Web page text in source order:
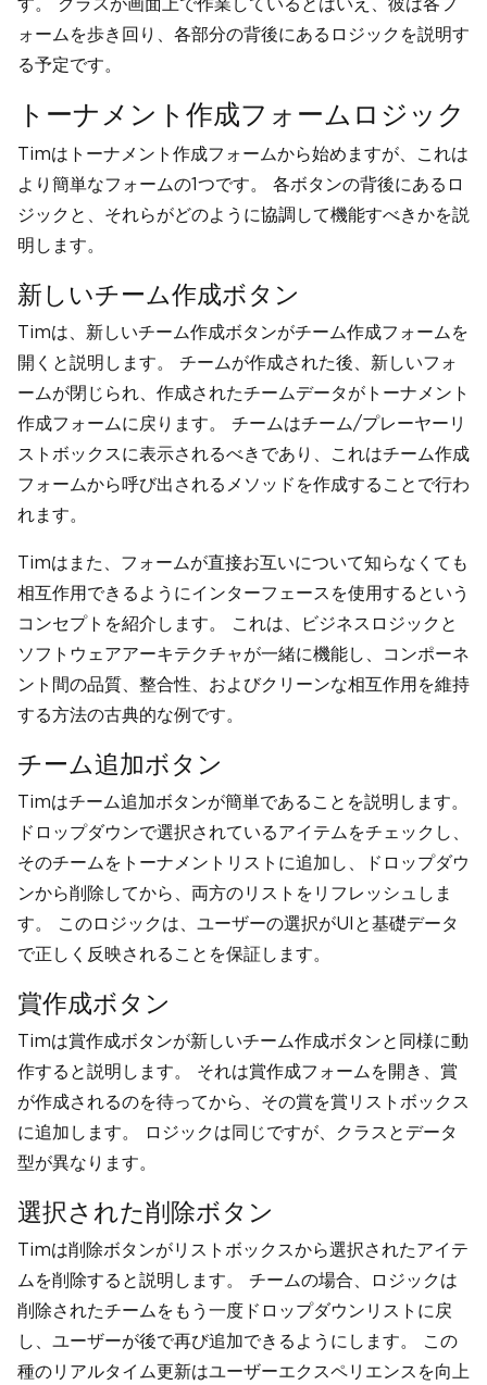
ォームを歩き回り、各部分の背後にあるロジックを説明す
る予定です。
トーナメント作成フォームロジック
Timはトーナメント作成フォームから始めますが、これは
より簡単なフォームの1つです。 各ボタンの背後にあるロ
ジックと、それらがどのように協調して機能すべきかを説
明します。
新しいチーム作成ボタン
Timは、新しいチーム作成ボタンがチーム作成フォームを
開くと説明します。 チームが作成された後、新しいフォ
ームが閉じられ、作成されたチームデータがトーナメント
作成フォームに戻ります。 チームはチーム/プレーヤーリ
ストボックスに表示されるべきであり、これはチーム作成
フォームから呼び出されるメソッドを作成することで行わ
れます。
Timはまた、フォームが直接お互いについて知らなくても
相互作用できるようにインターフェースを使用するという
コンセプトを紹介します。 これは、ビジネスロジックと
ソフトウェアアーキテクチャが一緒に機能し、コンポーネ
ント間の品質、整合性、およびクリーンな相互作用を維持
する方法の古典的な例です。
チーム追加ボタン
Timはチーム追加ボタンが簡単であることを説明します。
ドロップダウンで選択されているアイテムをチェックし、
そのチームをトーナメントリストに追加し、ドロップダウ
ンから削除してから、両方のリストをリフレッシュしま
す。 このロジックは、ユーザーの選択がUIと基礎データ
で正しく反映されることを保証します。
賞作成ボタン
Timは賞作成ボタンが新しいチーム作成ボタンと同様に動
作すると説明します。 それは賞作成フォームを開き、賞
が作成されるのを待ってから、その賞を賞リストボックス
に追加します。 ロジックは同じですが、クラスとデータ
型が異なります。
選択された削除ボタン
Timは削除ボタンがリストボックスから選択されたアイテ
ムを削除すると説明します。 チームの場合、ロジックは
削除されたチームをもう一度ドロップダウンリストに戻
し、ユーザーが後で再び追加できるようにします。 この
種のリアルタイム更新はユーザーエクスペリエンスを向上